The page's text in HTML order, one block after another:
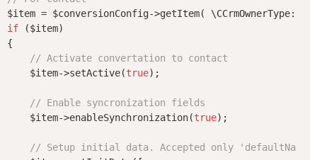
if ($item)
{
// Activate convertation to contact
    $item->setActive(
true);
// Enable syncronization fields
    $item->enableSynchronization(
true);
// Setup initial data. Accepted only 'defaultName'